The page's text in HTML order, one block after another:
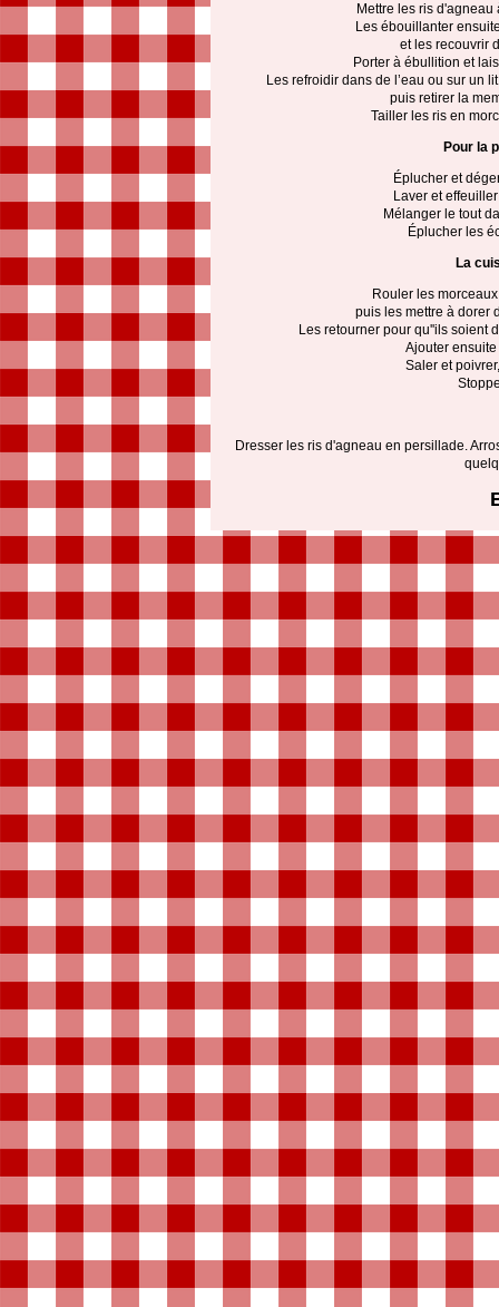
Mettre les ris
Les ébouillanter
et les recouvrir
Porter à ébullition et
Les refroidir dans de l’eau ou sur un
puis retirer la
Tailler les ris en
Pour la
Éplucher et
Laver et
Mélanger le tout
Éplucher les
La
Rouler les
puis les mettre à dorer
Les retourner pour qu''ils soient
Ajouter
Saler et
Dresser les ris d'agneau en persillade.